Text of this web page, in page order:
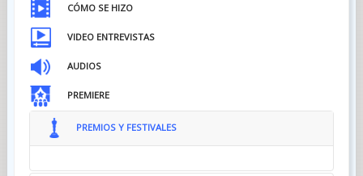
CÓMO SE HIZO
VIDEO ENTREVISTAS
AUDIOS
PREMIERE
PREMIOS Y FESTIVALES